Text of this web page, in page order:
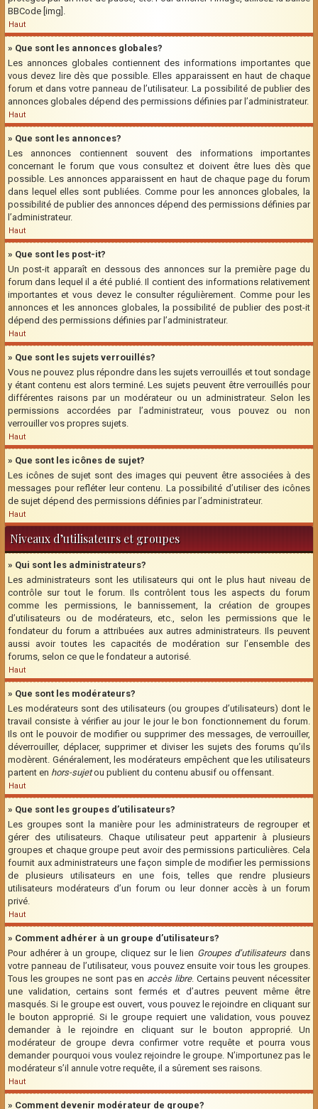
BBCode [img].
Haut
» Que sont les annonces globales?
Les annonces globales contiennent des informations importantes que
vous devez lire dès que possible. Elles apparaissent en haut de chaque
forum et dans votre panneau de l’utilisateur. La possibilité de publier des
annonces globales dépend des permissions définies par l’administrateur.
Haut
» Que sont les annonces?
Les annonces contiennent souvent des informations importantes
concernant le forum que vous consultez et doivent être lues dès que
possible. Les annonces apparaissent en haut de chaque page du forum
dans lequel elles sont publiées. Comme pour les annonces globales, la
possibilité de publier des annonces dépend des permissions définies par
l’administrateur.
Haut
» Que sont les post-it?
Un post-it apparaît en dessous des annonces sur la première page du
forum dans lequel il a été publié. Il contient des informations relativement
importantes et vous devez le consulter régulièrement. Comme pour les
annonces et les annonces globales, la possibilité de publier des post-it
dépend des permissions définies par l’administrateur.
Haut
» Que sont les sujets verrouillés?
Vous ne pouvez plus répondre dans les sujets verrouillés et tout sondage
y étant contenu est alors terminé. Les sujets peuvent être verrouillés pour
différentes raisons par un modérateur ou un administrateur. Selon les
permissions accordées par l’administrateur, vous pouvez ou non
verrouiller vos propres sujets.
Haut
» Que sont les icônes de sujet?
Les icônes de sujet sont des images qui peuvent être associées à des
messages pour refléter leur contenu. La possibilité d’utiliser des icônes
de sujet dépend des permissions définies par l’administrateur.
Haut
Niveaux d’utilisateurs et groupes
» Qui sont les administrateurs?
Les administrateurs sont les utilisateurs qui ont le plus haut niveau de
contrôle sur tout le forum. Ils contrôlent tous les aspects du forum
comme les permissions, le bannissement, la création de groupes
d’utilisateurs ou de modérateurs, etc., selon les permissions que le
fondateur du forum a attribuées aux autres administrateurs. Ils peuvent
aussi avoir toutes les capacités de modération sur l’ensemble des
forums, selon ce que le fondateur a autorisé.
Haut
» Que sont les modérateurs?
Les modérateurs sont des utilisateurs (ou groupes d’utilisateurs) dont le
travail consiste à vérifier au jour le jour le bon fonctionnement du forum.
Ils ont le pouvoir de modifier ou supprimer des messages, de verrouiller,
déverrouiller, déplacer, supprimer et diviser les sujets des forums qu’ils
modèrent. Généralement, les modérateurs empêchent que les utilisateurs
partent en hors-sujetou publient du contenu abusif ou offensant.
Haut
» Que sont les groupes d’utilisateurs?
Les groupes sont la manière pour les administrateurs de regrouper et
gérer des utilisateurs. Chaque utilisateur peut appartenir à plusieurs
groupes et chaque groupe peut avoir des permissions particulières. Cela
fournit aux administrateurs une façon simple de modifier les permissions
de plusieurs utilisateurs en une fois, telles que rendre plusieurs
utilisateurs modérateurs d’un forum ou leur donner accès à un forum
privé.
Haut
» Comment adhérer à un groupe d’utilisateurs?
Pour adhérer à un groupe, cliquez sur le lien Groupes d’utilisateursdans
votre panneau de l’utilisateur, vous pouvez ensuite voir tous les groupes.
Tous les groupes ne sont pas en accès libre. Certains peuvent nécessiter
une validation, certains sont fermés et d’autres peuvent même être
masqués. Si le groupe est ouvert, vous pouvez le rejoindre en cliquant sur
le bouton approprié. Si le groupe requiert une validation, vous pouvez
demander à le rejoindre en cliquant sur le bouton approprié. Un
modérateur de groupe devra confirmer votre requête et pourra vous
demander pourquoi vous voulez rejoindre le groupe. N’importunez pas le
modérateur s’il annule votre requête, il a sûrement ses raisons.
Haut
» Comment devenir modérateur de groupe?